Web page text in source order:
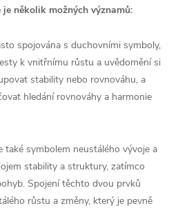
několik možných významů:
spojována s duchovními symboly,
k vnitřnímu růstu a uvědomění si
stability nebo rovnováhu, a
hledání rovnováhy a harmonie
také symbolem neustálého vývoje a
stability a struktury, zatímco
Spojení těchto dvou prvků
růstu a změny, který je pevně